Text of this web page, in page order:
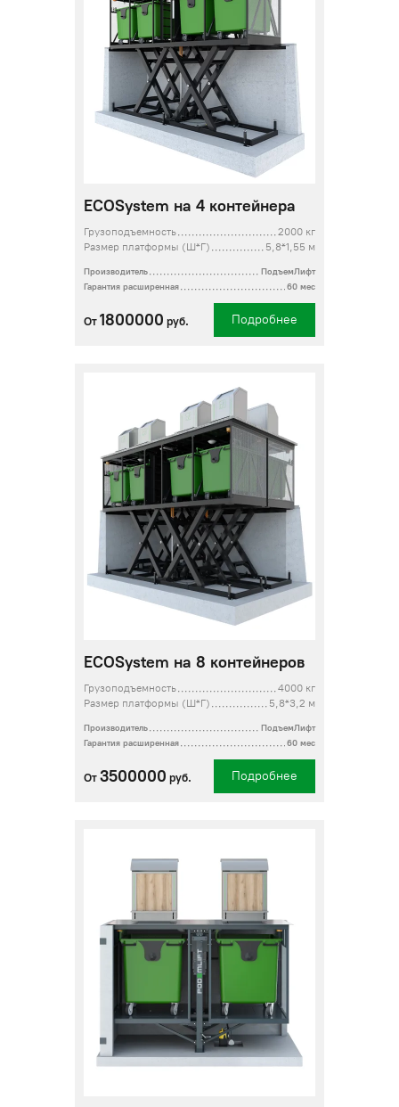
ECOSystem на 4 контейнера
Грузоподъемность
2000 кг
Размер платформы (Ш*Г)
5,8*1,55 м
Производитель
ПодъемЛифт
Гарантия расширенная
60 мес
От 1800000 руб. Подробнее
ECOSystem на 8 контейнеров
Грузоподъемность
4000 кг
Размер платформы (Ш*Г)
5,8*3,2 м
Производитель
ПодъемЛифт
Гарантия расширенная
60 мес
От 3500000 руб. Подробнее